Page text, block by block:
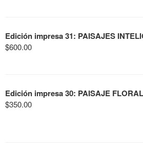
Edición impresa 31: PAISAJES
$600.00
Edición impresa 30: PAISAJE FLORAL
$350.00